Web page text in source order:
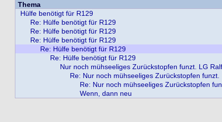
Thema
Hülfe benötigt für R129
Re: Hülfe benötigt für R129
Re: Hülfe benötigt für R129
Re: Hülfe benötigt für R129
Re: Hülfe benötigt für R129
Re: Hülfe benötigt für R129
Nur noch mühseeliges Zurückstopfen funzt. LG
Re: Nur noch mühseeliges Zurückstopfen funzt.
Re: Nur noch mühseeliges Zurückstopfen
Wenn, dann neu